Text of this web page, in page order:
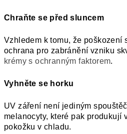
Chraňte se před sluncem
Vzhledem k tomu, že
ochrana pro zabránění vzniku
krémy s ochranným faktorem.
Vyhněte se horku
UV záření není jediným
melanocyty, které pak produkují
pokožku v chladu.